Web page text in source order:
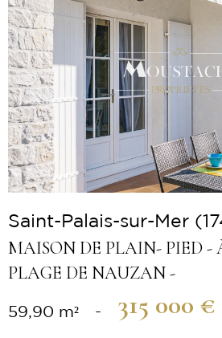
Voir le
bien
Saint-Palais-sur-Mer
MAISON DE PLAIN- PIED -
PLAGE DE NAUZAN -
59,90 m² - 315 000 €